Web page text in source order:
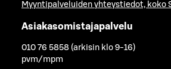
Myyntipalveluiden yhteystiedot, koko
Asiakasomistajapalvelu
010 76 5858 (arkisin klo 9-16)
pvm/mpm